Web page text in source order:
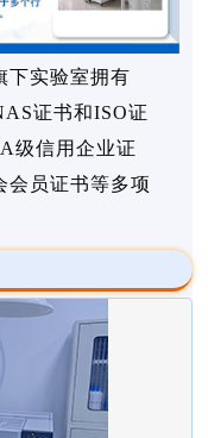
下实验室拥有
证书和ISO证
级信用企业证
会员证书等多项